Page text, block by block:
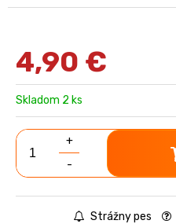
4,90 €
Skladom 2 ks
+
-
Strážny pes